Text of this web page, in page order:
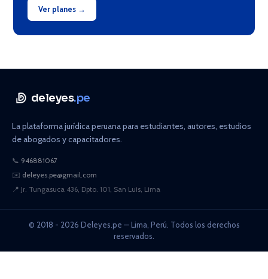
Ver planes →
deleyes.pe
La plataforma jurídica peruana para estudiantes, autores, estudios
de abogados y capacitadores.
📞 946881067
✉️ deleyes.pe@gmail.com
📍 Jr. Tungasuca 436, Dpto. 101, San Luis, Lima
© 2018 - 2026 Deleyes.pe — Lima, Perú. Todos los derechos
reservados.